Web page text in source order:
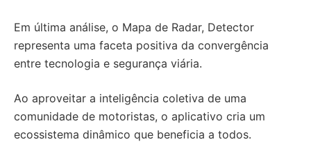
Em última análise, o Mapa de Radar, Detector
representa uma faceta positiva da convergência
entre tecnologia e segurança viária.
Ao aproveitar a inteligência coletiva de uma
comunidade de motoristas, o aplicativo cria um
ecossistema dinâmico que beneficia a todos.